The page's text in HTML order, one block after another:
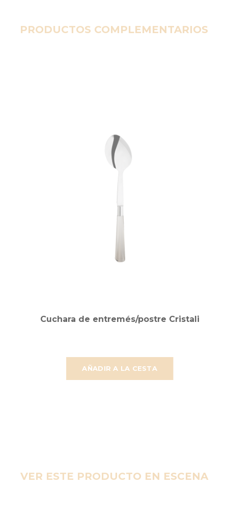
PRODUCTOS COMPLEMENTARIOS
AÑADIR A LA CESTA
Cuchara de entremés/postre Cristali
VER ESTE PRODUCTO EN ESCENA